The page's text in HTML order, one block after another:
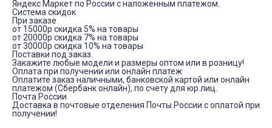
Яндекс Маркет по России с наложенным платежом.
Система скидок
При заказе
от 15000р скидка 5% на товары
от 20000р скидка 7% на товары
от 30000р скидка 10% на товары
Поставки под заказ.
Закажите любые модели и размеры оптом или в розницу!
Оплата при получении или онлайн платеж
Оплатите заказ наличными, банковской картой или онлайн
платежом (Сбербанк онлайн), по счету для юр.лиц.
Почта России
Доставка в почтовые отделения Почты России с оплатой при
получении!